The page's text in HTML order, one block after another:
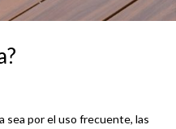
sea por el uso frecuente, las